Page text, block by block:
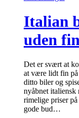
Italian
uden
Det er svært at
at være lidt fin på
ditto biler og
nyåbnet italiensk
rimelige priser
gode bud…